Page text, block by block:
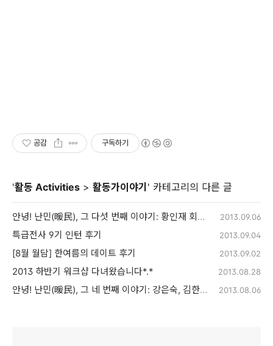
공감 구독하기
'활동 Activities > 활동가이야기 ' 카테고리의 다른 글
안녕! 난민(暖民), 그 다섯 번째 이야기: 황인재 회원님 2013.09.06
특급전사 9기 인턴 후기 2013.09.04
[8월 월담] 한여름의 데이트 후기 2013.09.02
2013 하반기 워크샵 다녀왔습니다*.* 2013.08.28
안녕! 난민(暖民), 그 네 번째 이야기: 강은숙, 김한나 활동가 2013.08.06